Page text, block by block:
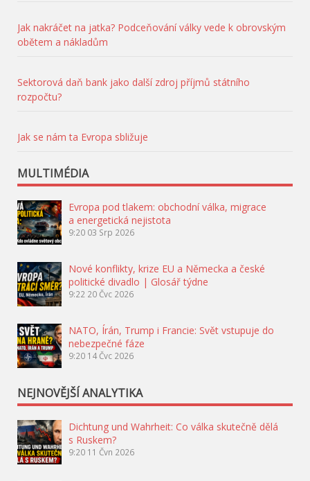
Jak nakráčet na jatka? Podceňování války vede k obrovským
obětem a nákladům
Sektorová daň bank jako další zdroj příjmů státního
rozpočtu?
Jak se nám ta Evropa sbližuje
MULTIMÉDIA
Evropa pod tlakem: obchodní válka, migrace
a energetická nejistota
9:20 03 Srp 2026
Nové konflikty, krize EU a Německa a české
politické divadlo | Glosář týdne
9:22 20 Čvc 2026
NATO, Írán, Trump i Francie: Svět vstupuje do
nebezpečné fáze
9:20 14 Čvc 2026
NEJNOVĚJŠÍ ANALYTIKA
Dichtung und Wahrheit: Co válka skutečně dělá
s Ruskem?
9:20 11 Čvn 2026